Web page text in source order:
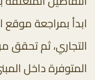
ابدأ بمراجعة
التجاري، ثم تحقق
المتوفرة داخل